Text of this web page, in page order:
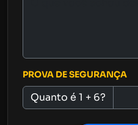
PROVA DE SEGURANÇA
Quanto é 1 + 6?